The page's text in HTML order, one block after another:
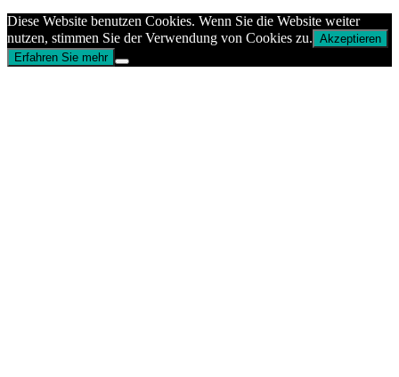
Diese Website benutzen Cookies. Wenn Sie die Website weiter
nutzen, stimmen Sie der Verwendung von Cookies zu. Akzeptieren
Erfahren Sie mehr